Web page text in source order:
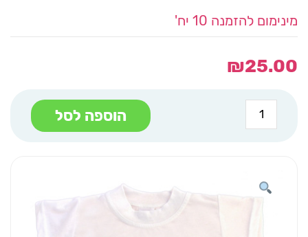
מינימום להזמנה 10 יח'
₪25.00
כמות
של
חולצה
הוספה לסל